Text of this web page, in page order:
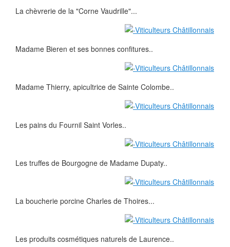
La chèvrerie de la "Corne Vaudrille"...
Madame Bieren et ses bonnes confitures..
Madame Thierry, apicultrice de Sainte Colombe..
Les pains du Fournil Saint Vorles..
Les truffes de Bourgogne de Madame Dupaty..
La boucherie porcine Charles de Thoires...
Les produits cosmétiques naturels de Laurence..